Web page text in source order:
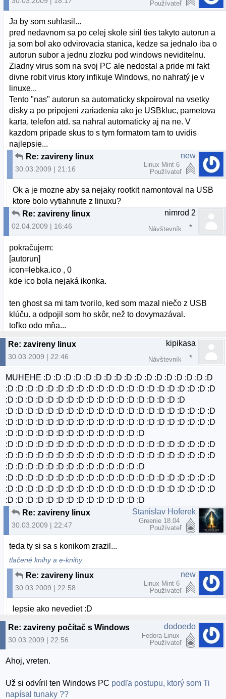
Používateľ
Ja by som suhlasil...
pred nedavnom sa po celej skole siril ties takyto autorun a
ja som bol ako odvirovacia stanica, kedze sa jednalo iba o
autorun subor a jednu zlozku pod windows neviditelnu.
Ziadny virus som na svoj PC ale nedostal a pride mi fakt
divne robit virus ktory infikuje Windows, no nahratý je v
linuxe...
Tento "nas" autorun sa automaticky skpoiroval na vsetky
disky a po pripojeni zariadenia ako je USBkluc, pametova
karta, telefon atd. sa nahral automaticky aj na ne. V
kazdom pripade skus to s tym formatom tam to uvidis
najlepsie...
Re: zavireny linux
30.03.2009 | 21:16
new
Linux Mint 6
Používateľ
Ok a je mozne aby sa nejaky rootkit namontoval na USB
ktore bolo vytiahnute z linuxu?
Re: zavireny linux
02.04.2009 | 16:46
nimrod 2
Návštevník
pokračujem:
[autorun]
icon=lebka.ico , 0
kde ico bola nejaká ikonka.
ten ghost sa mi tam tvorilo, ked som mazal niečo z USB
klúču. a odpojil som ho skôr, než to dovymazával.
toľko odo mňa...
Re: zavireny linux
30.03.2009 | 22:46
kipikasa
Návštevník
MUHEHE :D :D :D :D :D :D :D :D :D :D :D :D :D :D :D :D :D
:D :D :D :D :D :D :D :D :D :D :D :D :D :D :D :D :D :D :D :D :D
:D :D :D :D :D :D :D :D :D :D :D :D :D :D :D :D :D :D
:D :D :D :D :D :D :D :D :D :D :D :D :D :D :D :D :D :D :D :D :D
:D :D :D :D :D :D :D :D :D :D :D :D :D :D :D :D :D :D :D :D :D
:D :D :D :D :D :D :D :D :D :D :D :D :D :D
:D :D :D :D :D :D :D :D :D :D :D :D :D :D :D :D :D :D :D :D :D
:D :D :D :D :D :D :D :D :D :D :D :D :D :D :D :D :D :D :D :D :D
:D :D :D :D :D :D :D :D :D :D :D :D :D :D
:D :D :D :D :D :D :D :D :D :D :D :D :D :D :D :D :D :D :D :D :D
:D :D :D :D :D :D :D :D :D :D :D :D :D :D :D :D :D :D :D :D :D
:D :D :D :D :D :D :D :D :D :D :D :D :D :D
Re: zavireny linux
30.03.2009 | 22:47
Stanislav Hoferek
Greenie 18.04
Používateľ
teda ty si sa s konikom zrazil...
tlačené knihy a e-knihy
Re: zavireny linux
30.03.2009 | 22:58
new
Linux Mint 6
Používateľ
lepsie ako nevediet :D
Re: zavireny počítač s Windows
30.03.2009 | 22:56
dodoedo
Fedora Linux
Používateľ
Ahoj, vreten.
Už si odvíril ten Windows PC podľa postupu, ktorý som Ti
napísal tunaky ??